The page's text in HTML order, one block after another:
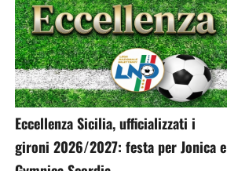
Eccellenza Sicilia, ufficializzati i
gironi 2026/2027: festa per Jonica e